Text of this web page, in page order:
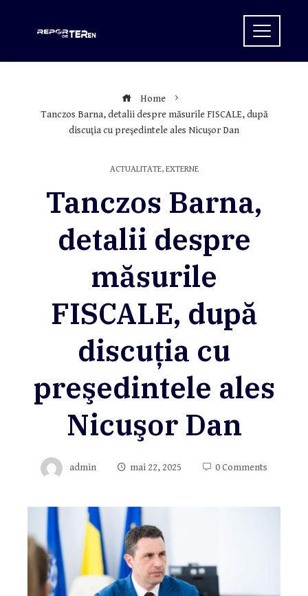
Home
Tanczos Barna, detalii despre măsurile FISCALE, după
discuţia cu preşedintele ales Nicuşor Dan
ACTUALITATE, EXTERNE
Tanczos Barna,
detalii despre
măsurile
FISCALE, după
discuţia cu
preşedintele ales
Nicuşor Dan
admin mai 22, 2025 0 Comments